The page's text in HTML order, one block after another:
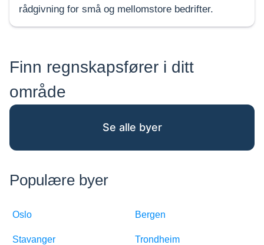
rådgivning for små og mellomstore bedrifter.
Finn regnskapsfører i ditt
område
Se alle byer
Populære byer
Oslo Bergen
Stavanger Trondheim